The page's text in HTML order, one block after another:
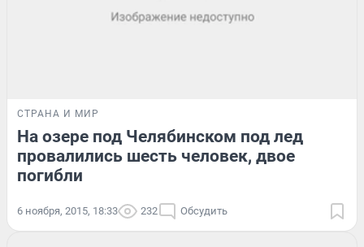
СТРАНА И МИР
На озере под Челябинском под лед
провалились шесть человек, двое
погибли
6 ноября, 2015, 18:33 232 Обсудить